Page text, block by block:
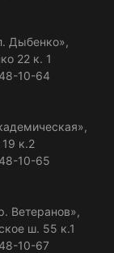
Дыбенко»,
22 к. 1
10-64
к.2
10-65
Ветеранов»,
ш. 55 к.1
10-67